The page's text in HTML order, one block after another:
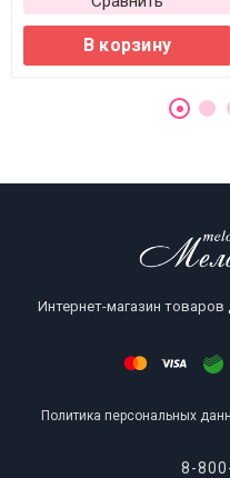
В корзину
Интернет-магазин
Политика персональных
8-